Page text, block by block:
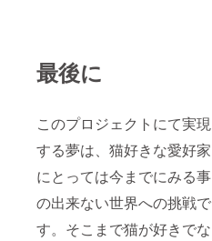
最後に
このプロジェクトにて実現
する夢は、猫好きな愛好家
にとっては今までにみる事
の出来ない世界への挑戦で
す。そこまで猫が好きでな